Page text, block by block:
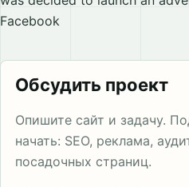
Facebook
Обсудить проект
Опишите сайт и задачу.
начать: SEO, реклама,
посадочных страниц.